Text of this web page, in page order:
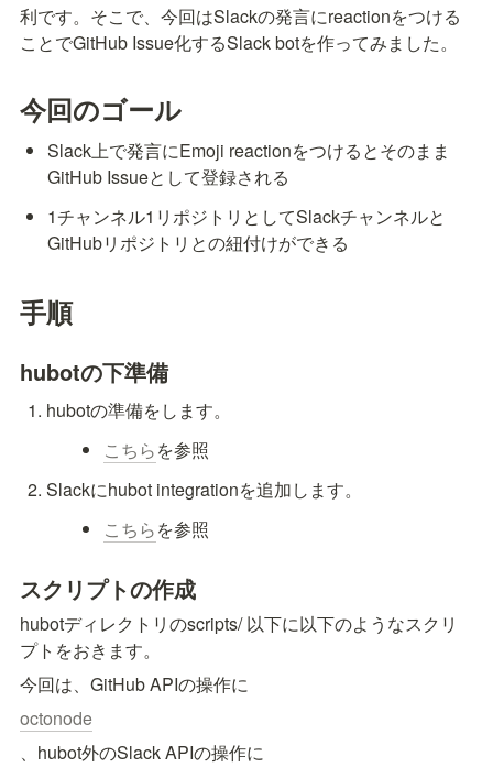
利です。そこで、今回はSlackの発言にreactionをつける
ことでGitHub Issue化するSlack botを作ってみました。
今回のゴール
Slack上で発言にEmoji reactionをつけるとそのまま
GitHub Issueとして登録される
1チャンネル1リポジトリとしてSlackチャンネルと
GitHubリポジトリとの紐付けができる
手順
hubotの下準備
hubotの準備をします。
こちらを参照
Slackにhubot integrationを追加します。
こちらを参照
スクリプトの作成
hubotディレクトリのscripts/ 以下に以下のようなスクリ
プトをおきます。
今回は、GitHub APIの操作に
octonode
、hubot外のSlack APIの操作に